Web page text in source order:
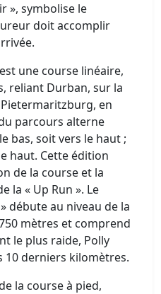
», symbolise le
doit accomplir
une course linéaire,
reliant Durban, sur la
Pietermaritzburg, en
parcours alterne
bas, soit vers le haut ;
haut. Cette édition
de la course et la
la « Up Run ». Le
débute au niveau de la
mètres et comprend
le plus raide, Polly
10 derniers kilomètres.
la course à pied,